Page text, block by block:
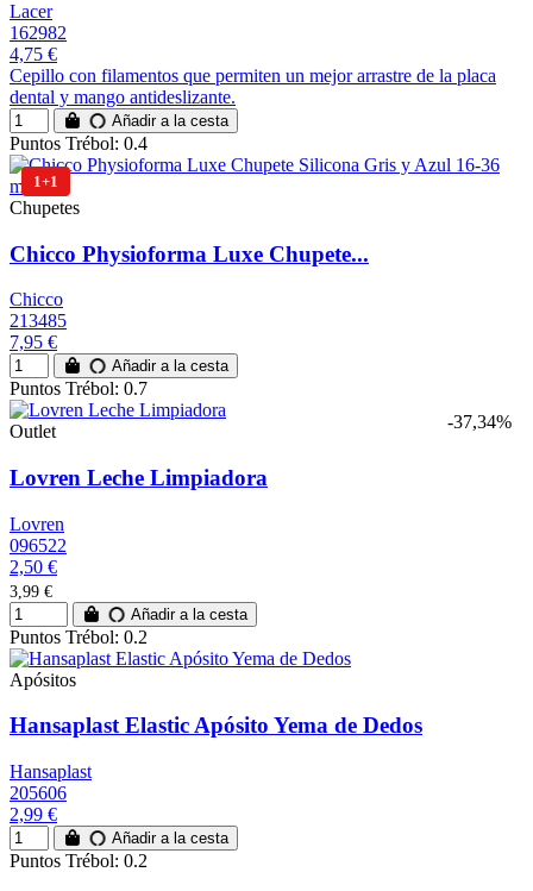
Lacer
162982
4,75 €
Cepillo con filamentos que permiten un mejor arrastre de la placa
dental y mango antideslizante.
Añadir a la cesta
Puntos Trébol: 0.4
1+1
Chupetes
Chicco Physioforma Luxe Chupete...
Chicco
213485
7,95 €
Añadir a la cesta
Puntos Trébol: 0.7
-37,34%
Outlet
Lovren Leche Limpiadora
Lovren
096522
2,50 €
3,99 €
Añadir a la cesta
Puntos Trébol: 0.2
Apósitos
Hansaplast Elastic Apósito Yema de Dedos
Hansaplast
205606
2,99 €
Añadir a la cesta
Puntos Trébol: 0.2